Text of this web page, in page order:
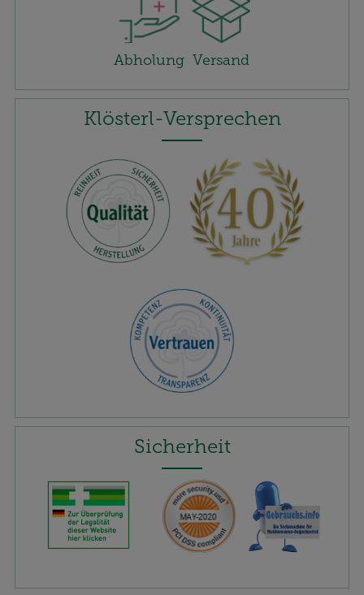
Website aber auch die Werbung auf Drittseiten
möglichst relevant für Sie zu gestalten. Bitte
beachten Sie, dass Daten hierfür teilweise an
Abholung Versand
Klösterl-Versprechen
Sicherheit